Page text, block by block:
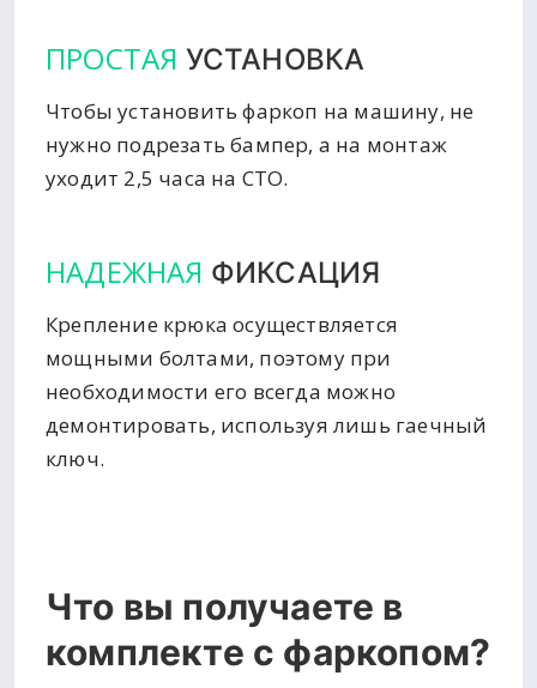
ПРОСТАЯ УСТАНОВКА
Чтобы установить фаркоп на машину, не
нужно подрезать бампер, а на монтаж
уходит 2,5 часа на СТО.
НАДЕЖНАЯ ФИКСАЦИЯ
Крепление крюка осуществляется
мощными болтами, поэтому при
необходимости его всегда можно
демонтировать, используя лишь гаечный
ключ.
Что вы получаете в
комплекте с фаркопом?